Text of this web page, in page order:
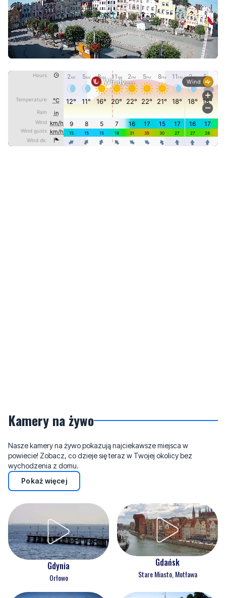
Kamery na żywo
Nasze kamery na żywo pokazują najciekawsze miejsca w
powiecie! Zobacz, co dzieje się teraz w Twojej okolicy bez
wychodzenia z domu.
Pokaż więcej
Gdynia
Orłowo
Gdańsk
Stare Miasto, Motława